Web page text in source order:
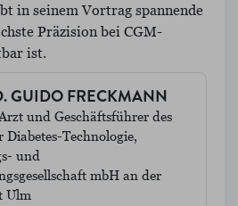
in seinem Vortrag spannende
Präzision bei CGM-
ist.
GUIDO FRECKMANN
und Geschäftsführer des
Technologie,
und
mbH an der
Ulm